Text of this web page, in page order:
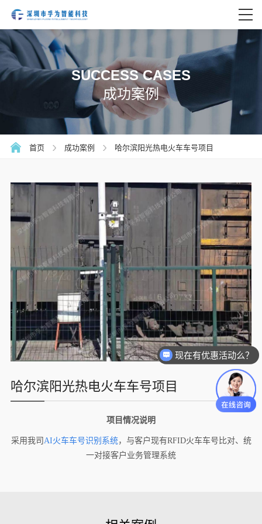
SUCCESS CASES
成功案例
首页 成功案例 哈尔滨阳光热电火车车号项目
哈尔滨阳光热电火车车号项目
项目情况说明
采用我司 AI火车车号识别系统，与客户现有RFID火车车号比对、统
一对接客户业务管理系统
可以介绍下你们的产品么？
现在有优惠活动么？